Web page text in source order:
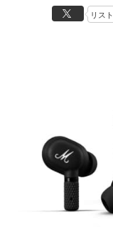
リスト